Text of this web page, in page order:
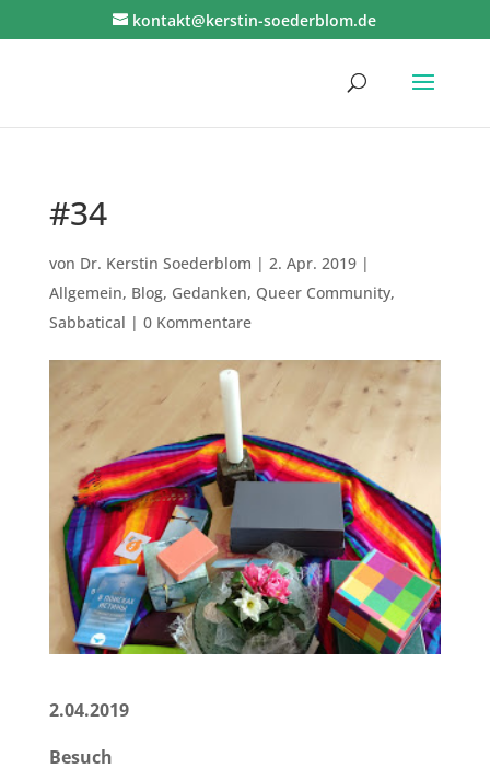
kontakt@kerstin-soederblom.de
#34
von Dr. Kerstin Soederblom | 2. Apr. 2019|
Allgemein, Blog, Gedanken, Queer Community,
Sabbatical | 0 Kommentare
2.04.2019
Besuch